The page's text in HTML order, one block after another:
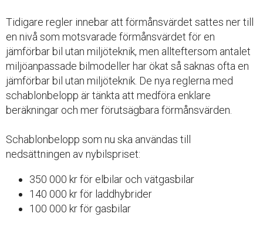
Tidigare regler innebar att förmånsvärdet sattes ner till
en nivå som motsvarade förmånsvärdet för en
jämförbar bil utan miljöteknik, men allteftersom antalet
miljöanpassade bilmodeller har ökat så saknas ofta en
jämförbar bil utan miljöteknik. De nya reglerna med
schablonbelopp är tänkta att medföra enklare
beräkningar och mer förutsägbara förmånsvärden.
Schablonbelopp som nu ska användas till
nedsättningen av nybilspriset:
350 000 kr för elbilar och vätgasbilar
140 000 kr för laddhybrider
100 000 kr för gasbilar